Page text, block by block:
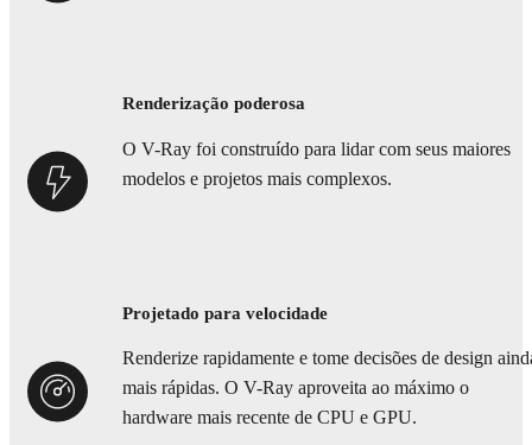
Renderização poderosa
O V-Ray foi construído para lidar com seus maiores
modelos e projetos mais complexos.
Projetado para velocidade
Renderize rapidamente e tome decisões de design
mais rápidas. O V-Ray aproveita ao máximo o
hardware mais recente de CPU e GPU.